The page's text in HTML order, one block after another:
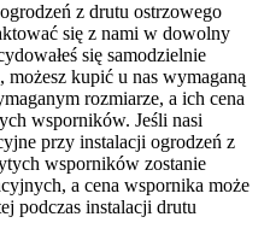
z drutu ostrzowego
się z nami w dowolny
się samodzielnie
kupić u nas wymaganą
rozmiarze, a ich cena
wsporników. Jeśli nasi
przy instalacji ogrodzeń z
wsporników zostanie
a cena wspornika może
podczas instalacji drutu